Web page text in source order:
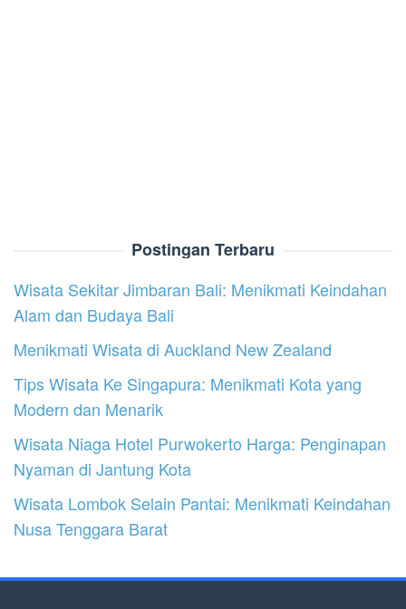
Postingan Terbaru
Wisata Sekitar Jimbaran Bali: Menikmati Keindahan
Alam dan Budaya Bali
Menikmati Wisata di Auckland New Zealand
Tips Wisata Ke Singapura: Menikmati Kota yang
Modern dan Menarik
Wisata Niaga Hotel Purwokerto Harga: Penginapan
Nyaman di Jantung Kota
Wisata Lombok Selain Pantai: Menikmati Keindahan
Nusa Tenggara Barat